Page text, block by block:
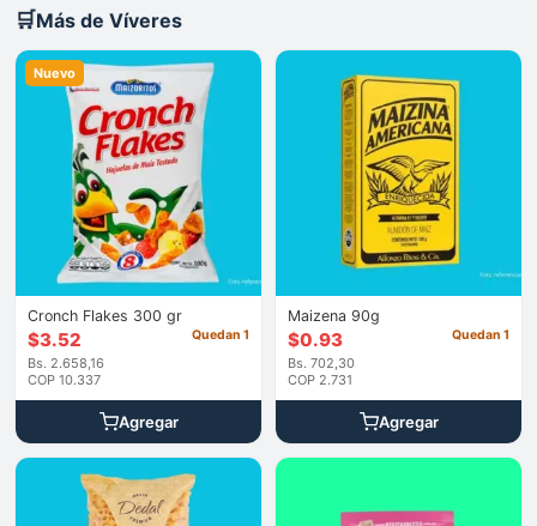
🛒Más de Víveres
Nuevo
Cronch Flakes 300 gr
$3.52
Bs. 2.658,16
COP 10.337
Quedan 1
Agregar
Maizena 90g
$0.93
Bs. 702,30
COP 2.731
Quedan 1
Agregar